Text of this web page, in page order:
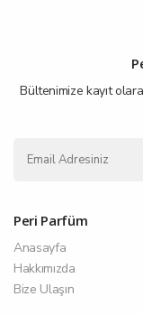
Bültenimize kayıt
Peri Parfüm
Anasayfa
Hakkımızda
Bize Ulaşın